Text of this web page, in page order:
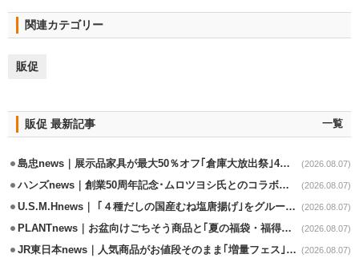
関連カテゴリー
販促
販促 最新記事 一覧
島忠news｜展示品家具が最大50％オフ｢倉庫大放出祭｣4店舗限定で開催 (2026.08.07)
ハンズnews｜創業50周年記念･ムロツヨシ氏とのコラボ企画｢ムロハンズ｣開催 (2026.08.07)
U.S.M.Hnews｜ ｢４種だしの国産むね塩唐揚げ｣をグループ610店で共同販促 (2026.08.07)
PLANTnews｜お盆向けごちそう商品と｢夏の福袋・福得カート｣8/8から開催 (2026.08.07)
JR東日本news｜人気商品がお値段そのまま｢増量フェス｣8/18から開催 (2026.08.07)